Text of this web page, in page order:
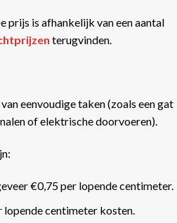
prijs is afhankelijk van een aantal
terugvinden.
eenvoudige taken (zoals een gat
of elektrische doorvoeren).
€0,75 per lopende centimeter.
centimeter kosten.